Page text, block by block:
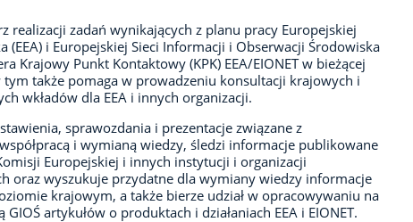
realizacji zadań wynikających z planu pracy Europejskiej
(EEA) i Europejskiej Sieci Informacji i Obserwacji Środowiska
Krajowy Punkt Kontaktowy (KPK) EEA/EIONET w bieżącej
także pomaga w prowadzeniu konsultacji krajowych i
wkładów dla EEA i innych organizacji.
sprawozdania i prezentacje związane z
i wymianą wiedzy, śledzi informacje publikowane
Europejskiej i innych instytucji i organizacji
oraz wyszukuje przydatne dla wymiany wiedzy informacje
krajowym, a także bierze udział w opracowywaniu na
artykułów o produktach i działaniach EEA i EIONET.